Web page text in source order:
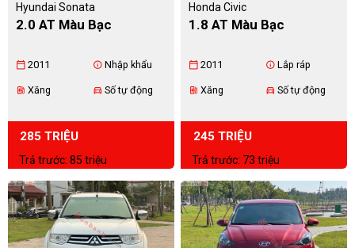
Hyundai Sonata
2.0 AT Màu Bạc
calendar_today 2011 info Nhập khẩu
ev_station Xăng directions_car Số tự động
285 TRIỆU
Trả trước: 85 triệu
Honda Civic
1.8 AT Màu Bạc
calendar_today 2011 info Lắp ráp
ev_station Xăng directions_car Số tự động
245 TRIỆU
Trả trước: 73 triệu